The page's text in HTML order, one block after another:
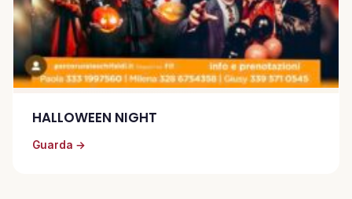
HALLOWEEN NIGHT
Guarda →